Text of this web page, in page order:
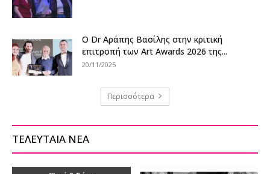
Ο Dr Αράπης Βασίλης στην κριτική
επιτροπή των Art Awards 2026 της...
20/11/2025
Περισσότερα
ΤΕΛΕΥΤΑΙΑ ΝΕΑ